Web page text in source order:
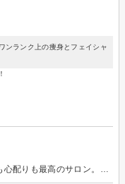
ンランク上の痩身とフェイシャ
エステティシャンの方の技術もお人柄も熱意も心配りも最高のサロン。個人的にはトークも大好き！悩みや体質に合わせて、たくさんのマシンを駆使して最上の施術をしてくださいます。私にとってはパワースポットみたいなところ。痩身なのに身体が内側から健康になってきたのを実感してます。毎回すごく丁寧に施術をしてくださり、感謝でいっぱい。確実にサイズダウンしてきています。この人に任せておけば間違いない、と思ってます。